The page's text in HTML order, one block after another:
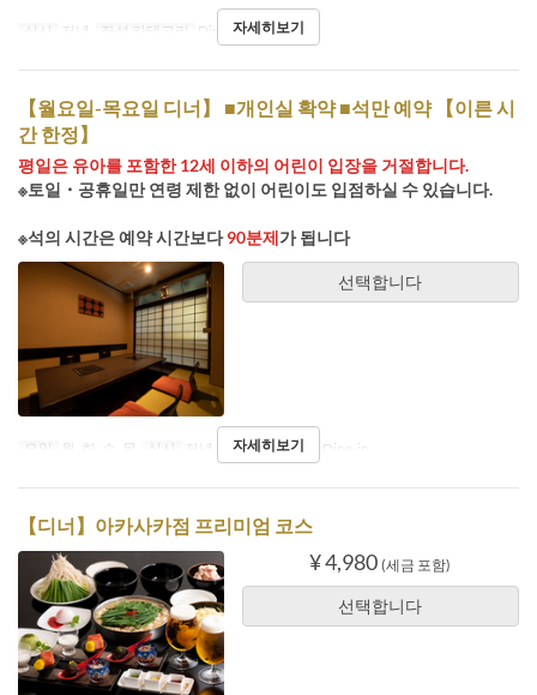
식사 저녁 좌석 카테고리 Dine-in자세히보기
【월요일-목요일 디너】 ■개인실 확약 ■석만 예약 【이른 시
간 한정】
평일은 유아를 포함한 12세 이하의 어린이 입장을 거절합니다.
※토일・공휴일만 연령 제한 없이 어린이도 입점하실 수 있습니다.
※석의 시간은 예약 시간보다90분제 가 됩니다
선택합니다
요일 월, 화, 수, 목 식사 저녁 좌석 카테고리 Dine-in
자세히보기
【디너】아카사카점 프리미엄 코스
¥ 4,980 (세금 포함)
선택합니다